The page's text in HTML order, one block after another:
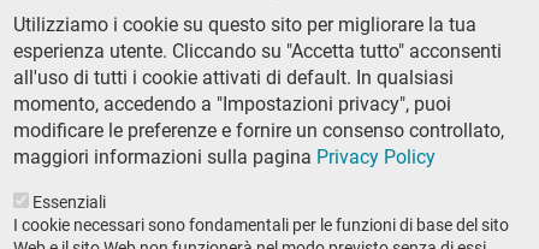
Utilizziamo i cookie su questo sito per migliorare la tua
esperienza utente. Cliccando su "Accetta tutto" acconsenti
all'uso di tutti i cookie attivati di default. In qualsiasi
momento, accedendo a "Impostazioni privacy", puoi
modificare le preferenze e fornire un consenso controllato,
maggiori informazioni sulla pagina Privacy Policy
Essenziali
I cookie necessari sono fondamentali per le funzioni di base del sito
Codice Fiscale 8000 5050507
Ufficio comunicazione
Addetto stampa
URP - Ufficio relazioni con il pubblico